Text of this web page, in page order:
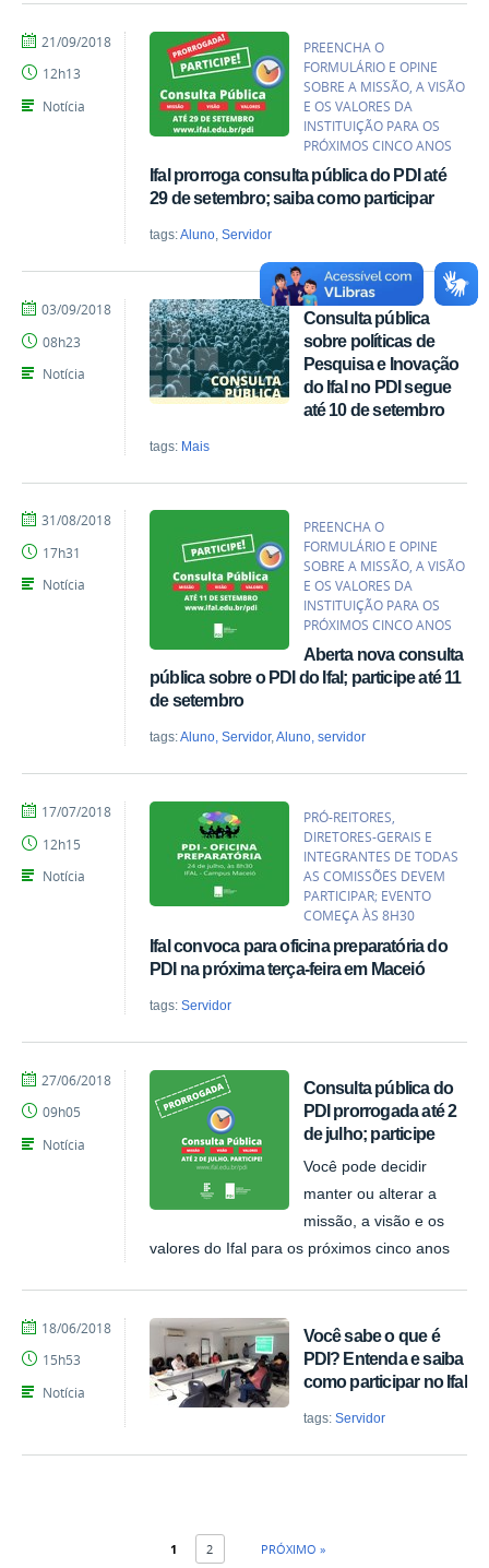
PREENCHA O
FORMULÁRIO E OPINE
SOBRE A MISSÃO, A VISÃO
E OS VALORES DA
INSTITUIÇÃO PARA OS
PRÓXIMOS CINCO ANOS
Ifal prorroga consulta pública do PDI até
29 de setembro; saiba como participar
tags:Aluno,Servidor
por
Pino
publicado
21/09/2018
12h13
Notícia
Consulta pública
sobre políticas de
Pesquisa e Inovação
do Ifal no PDI segue
até 10 de setembro
tags: Mais
por
Rochelly
publicado
03/09/2018
08h23
Notícia
PREENCHA O
FORMULÁRIO E OPINE
SOBRE A MISSÃO, A VISÃO
E OS VALORES DA
INSTITUIÇÃO PARA OS
PRÓXIMOS CINCO ANOS
Aberta nova consulta
pública sobre o PDI do Ifal; participe até 11
de setembro
tags:Aluno, Servidor,Aluno, servidor
por
Vicente
Santos
publicado
31/08/2018
17h31
Notícia
PRÓ-REITORES,
DIRETORES-GERAIS E
INTEGRANTES DE TODAS
AS COMISSÕES DEVEM
PARTICIPAR; EVENTO
COMEÇA ÀS 8H30
Ifal convoca para oficina preparatória do
PDI na próxima terça-feira em Maceió
tags:Servidor
por
Neto
publicado
17/07/2018
12h15
Notícia
Consulta pública do
PDI prorrogada até 2
de julho; participe
Você pode decidir
manter ou alterar a
missão, a visão e os
valores do Ifal para os próximos cinco anos
por
Rochelly
publicado
27/06/2018
09h05
Notícia
Você sabe o que é
PDI? Entenda e saiba
como participar no Ifal
tags: Servidor
por
Rochelly
publicado
18/06/2018
15h53
Notícia
1 2 PRÓXIMO »